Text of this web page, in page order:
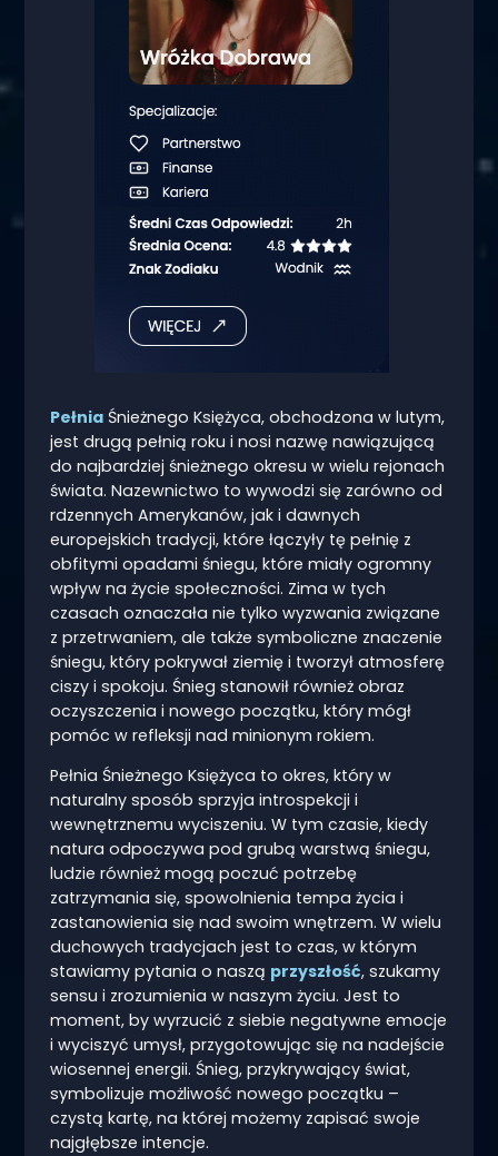
PełniaŚnieżnego Księżyca, obchodzona w lutym,
jest drugą pełnią roku i nosi nazwę nawiązującą
do najbardziej śnieżnego okresu w wielu rejonach
świata. Nazewnictwo to wywodzi się zarówno od
rdzennych Amerykanów, jak i dawnych
europejskich tradycji, które łączyły tę pełnię z
obfitymi opadami śniegu, które miały ogromny
wpływ na życie społeczności. Zima w tych
czasach oznaczała nie tylko wyzwania związane
z przetrwaniem, ale także symboliczne znaczenie
śniegu, który pokrywał ziemię i tworzył atmosferę
ciszy i spokoju. Śnieg stanowił również obraz
oczyszczenia i nowego początku, który mógł
pomóc w refleksji nad minionym rokiem.
Pełnia Śnieżnego Księżyca to okres, który w
naturalny sposób sprzyja introspekcji i
wewnętrznemu wyciszeniu. W tym czasie, kiedy
natura odpoczywa pod grubą warstwą śniegu,
ludzie również mogą poczuć potrzebę
zatrzymania się, spowolnienia tempa życia i
zastanowienia się nad swoim wnętrzem. W wielu
duchowych tradycjach jest to czas, w którym
stawiamy pytania o naszą przyszłość, szukamy
sensu i zrozumienia w naszym życiu. Jest to
moment, by wyrzucić z siebie negatywne emocje
i wyciszyć umysł, przygotowując się na nadejście
wiosennej energii. Śnieg, przykrywający świat,
symbolizuje możliwość nowego początku –
czystą kartę, na której możemy zapisać swoje
najgłębsze intencje.